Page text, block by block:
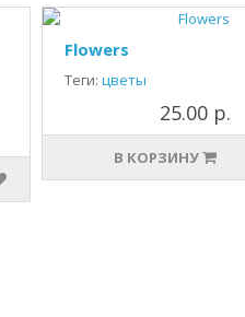
Flowers
Теги: цветы
25.00 р.
В КОРЗИНУ